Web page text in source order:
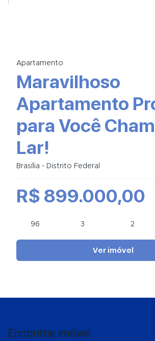
Apartamento
Maravilhoso
Apartamento
para Você
Lar!
Brasília - Distrito Federal
96 3 2
R$ 899.000,00
Ver imóvel
Encontrar imóvel